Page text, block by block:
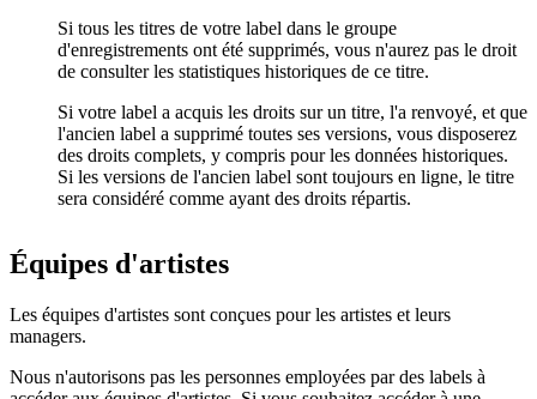
Si tous les titres de votre label dans le groupe
d'enregistrements ont été supprimés, vous n'aurez pas le droit
de consulter les statistiques historiques de ce titre.
Si votre label a acquis les droits sur un titre, l'a renvoyé, et que
l'ancien label a supprimé toutes ses versions, vous disposerez
des droits complets, y compris pour les données historiques.
Si les versions de l'ancien label sont toujours en ligne, le titre
sera considéré comme ayant des droits répartis.
Équipes d'artistes
Les équipes d'artistes sont conçues pour les artistes et leurs
managers.
Nous n'autorisons pas les personnes employées par des labels à